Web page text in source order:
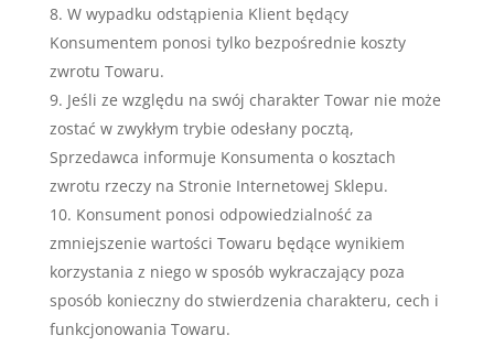
W wypadku odstąpienia Klient będący
Konsumentem ponosi tylko bezpośrednie koszty
zwrotu Towaru.
Jeśli ze względu na swój charakter Towar nie może
zostać w zwykłym trybie odesłany pocztą,
Sprzedawca informuje Konsumenta o kosztach
zwrotu rzeczy na Stronie Internetowej Sklepu.
Konsument ponosi odpowiedzialność za
zmniejszenie wartości Towaru będące wynikiem
korzystania z niego w sposób wykraczający poza
sposób konieczny do stwierdzenia charakteru, cech i
funkcjonowania Towaru.